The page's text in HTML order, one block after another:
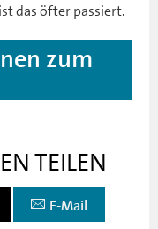
das öfter passiert.
zum
TEILEN
E-Mail